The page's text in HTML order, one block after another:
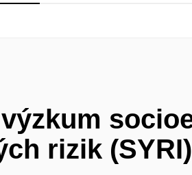
rizik (SYRI)